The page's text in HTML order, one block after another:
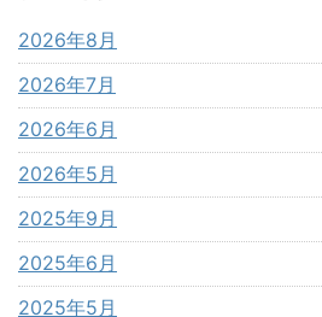
2026年8月
2026年7月
2026年6月
2026年5月
2025年9月
2025年6月
2025年5月